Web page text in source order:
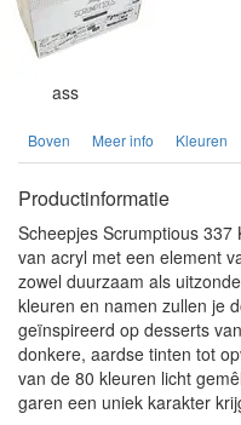
ass
Boven Meer info Kleuren
Productinformatie
Scheepjes Scrumptious
van acryl met een element
zowel duurzaam als
kleuren en namen zullen je
geïnspireerd op desserts
donkere, aardse tinten tot
van de 80 kleuren licht
garen een uniek karakter